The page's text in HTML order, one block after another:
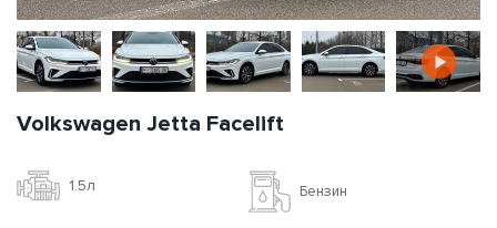
Volkswagen Jetta Facelift
1.5л Бензин